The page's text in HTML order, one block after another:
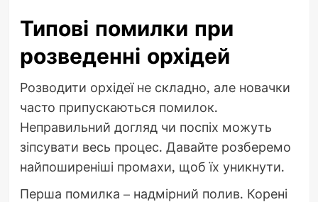
Типові помилки при
розведенні орхідей
Розводити орхідеї не складно, але новачки
часто припускаються помилок.
Неправильний догляд чи поспіх можуть
зіпсувати весь процес. Давайте розберемо
найпоширеніші промахи, щоб їх уникнути.
Перша помилка – надмірний полив. Корені